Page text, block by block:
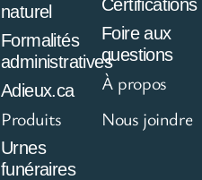
naturel
Formalités
administratives
Adieux.ca
Produits
Urnes
funéraires
Certifications
Foire aux
questions
À propos
Nous joindre